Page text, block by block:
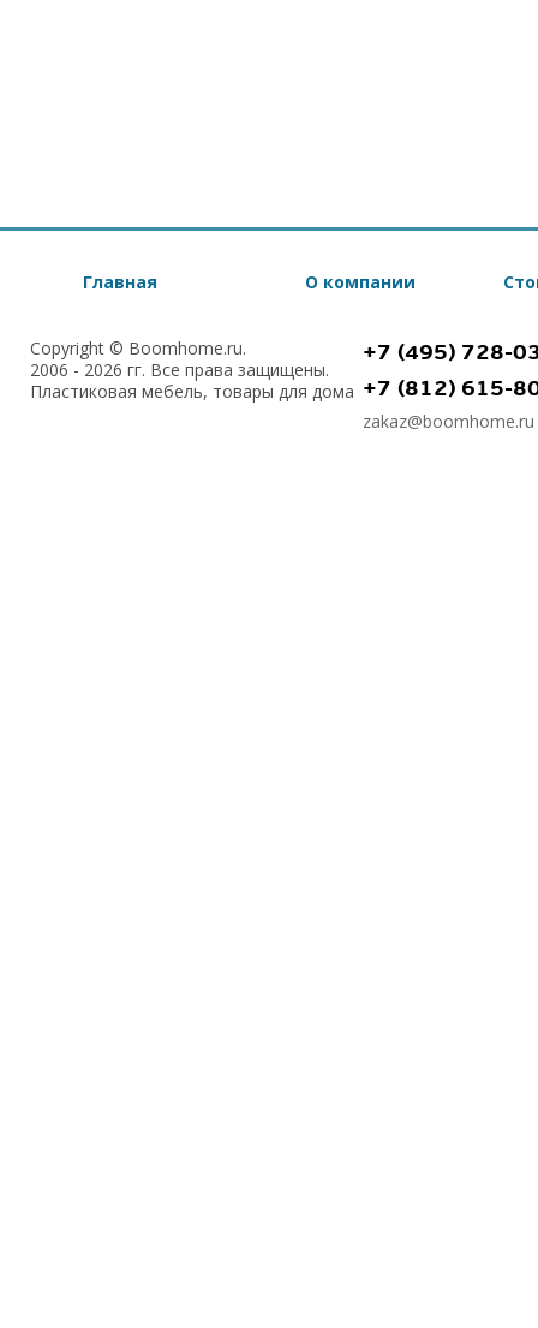
Главная О компании
Copyright © Boomhome.ru.
2006 - 2026 гг. Все права защищены.
Пластиковая мебель, товары для дома
+7 (495) 728-
+7 (812) 615-
zakaz@boomhome.ru